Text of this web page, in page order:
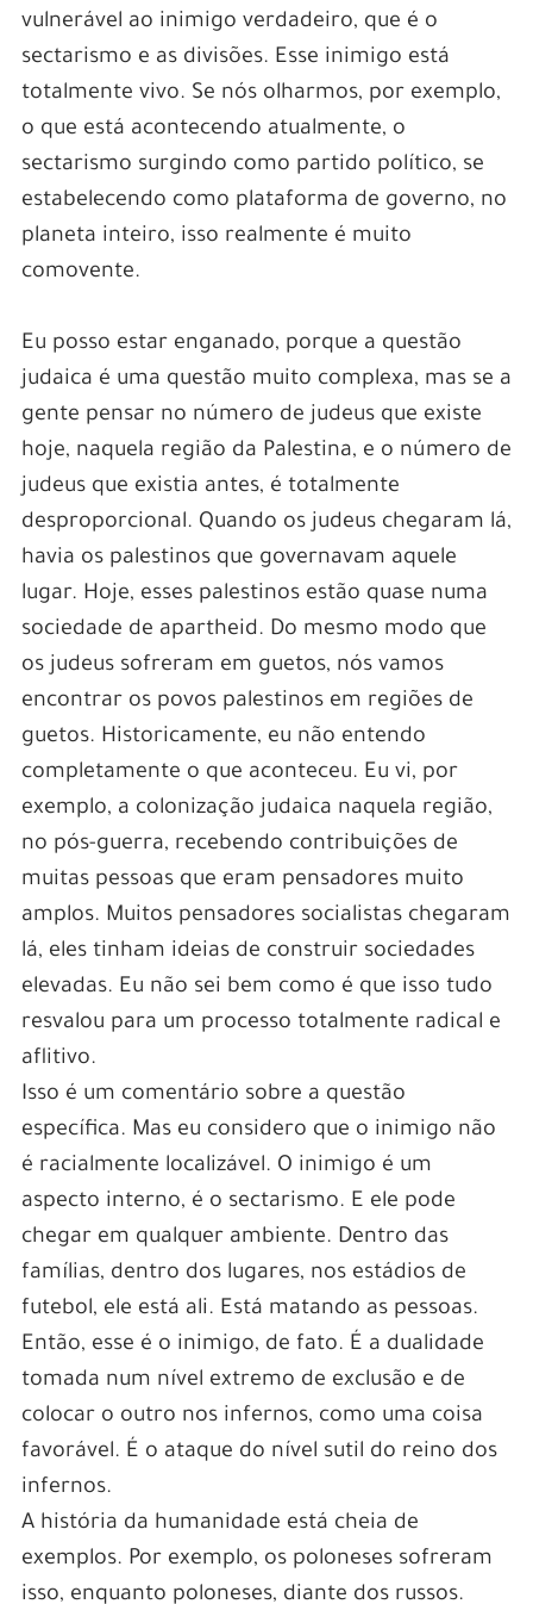
vulnerável ao inimigo verdadeiro, que é o
sectarismo e as divisões. Esse inimigo está
totalmente vivo. Se nós olharmos, por exemplo,
o que está acontecendo atualmente, o
sectarismo surgindo como partido político, se
estabelecendo como plataforma de governo, no
planeta inteiro, isso realmente é muito
comovente.
Eu posso estar enganado, porque a questão
judaica é uma questão muito complexa, mas se a
gente pensar no número de judeus que existe
hoje, naquela região da Palestina, e o número de
judeus que existia antes, é totalmente
desproporcional. Quando os judeus chegaram lá,
havia os palestinos que governavam aquele
lugar. Hoje, esses palestinos estão quase numa
sociedade de apartheid. Do mesmo modo que
os judeus sofreram em guetos, nós vamos
encontrar os povos palestinos em regiões de
guetos. Historicamente, eu não entendo
completamente o que aconteceu. Eu vi, por
exemplo, a colonização judaica naquela região,
no pós-guerra, recebendo contribuições de
muitas pessoas que eram pensadores muito
amplos. Muitos pensadores socialistas chegaram
lá, eles tinham ideias de construir sociedades
elevadas. Eu não sei bem como é que isso tudo
resvalou para um processo totalmente radical e
aflitivo.
Isso é um comentário sobre a questão
específica. Mas eu considero que o inimigo não
é racialmente localizável. O inimigo é um
aspecto interno, é o sectarismo. E ele pode
chegar em qualquer ambiente. Dentro das
famílias, dentro dos lugares, nos estádios de
futebol, ele está ali. Está matando as pessoas.
Então, esse é o inimigo, de fato. É a dualidade
tomada num nível extremo de exclusão e de
colocar o outro nos infernos, como uma coisa
favorável. É o ataque do nível sutil do reino dos
infernos.
A história da humanidade está cheia de
exemplos. Por exemplo, os poloneses sofreram
isso, enquanto poloneses, diante dos russos.